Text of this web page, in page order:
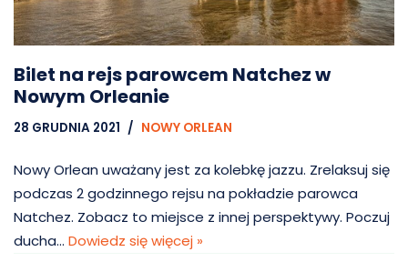
Bilet na rejs parowcem Natchez w
Nowym Orleanie
28 GRUDNIA 2021 NOWY ORLEAN
Nowy Orlean uważany jest za kolebkę jazzu. Zrelaksuj się
podczas 2 godzinnego rejsu na pokładzie parowca
Natchez. Zobacz to miejsce z innej perspektywy. Poczuj
ducha… Dowiedz się więcej »